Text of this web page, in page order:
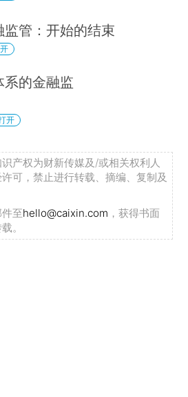
监管：开始的结束
系的金融监
开
产权为财新传媒及/或相关权利人
可，禁止进行转载、摘编、复制及
至hello@caixin.com ，获得书面
。